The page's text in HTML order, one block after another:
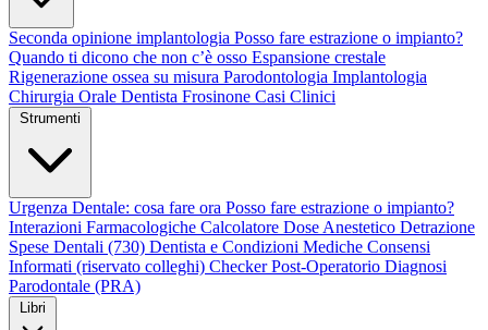
Seconda opinione implantologia Posso fare estrazione o impianto?
Quando ti dicono che non c’è osso Espansione crestale
Rigenerazione ossea su misura Parodontologia Implantologia
Chirurgia Orale Dentista Frosinone Casi Clinici
Urgenza Dentale: cosa fare ora Posso fare estrazione o impianto?
Interazioni Farmacologiche Calcolatore Dose Anestetico Detrazione
Spese Dentali (730) Dentista e Condizioni Mediche Consensi
Informati (riservato colleghi) Checker Post-Operatorio Diagnosi
Parodontale (PRA)